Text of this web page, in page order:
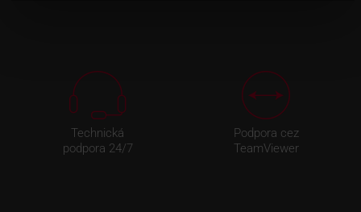
Technická
podpora 24/7
Podpora cez
TeamViewer